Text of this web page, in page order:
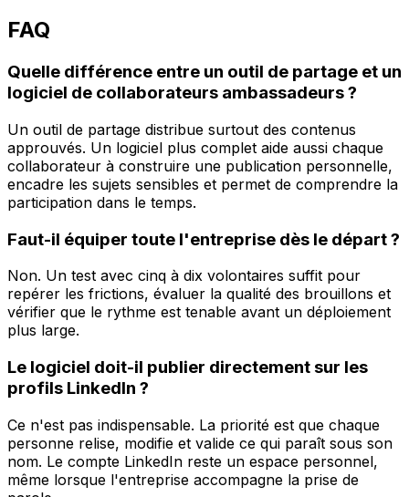
FAQ
Quelle différence entre un outil de partage et un
logiciel de collaborateurs ambassadeurs ?
Un outil de partage distribue surtout des contenus
approuvés. Un logiciel plus complet aide aussi chaque
collaborateur à construire une publication personnelle,
encadre les sujets sensibles et permet de comprendre la
participation dans le temps.
Faut-il équiper toute l'entreprise dès le départ ?
Non. Un test avec cinq à dix volontaires suffit pour
repérer les frictions, évaluer la qualité des brouillons et
vérifier que le rythme est tenable avant un déploiement
plus large.
Le logiciel doit-il publier directement sur les
profils LinkedIn ?
Ce n'est pas indispensable. La priorité est que chaque
personne relise, modifie et valide ce qui paraît sous son
nom. Le compte LinkedIn reste un espace personnel,
même lorsque l'entreprise accompagne la prise de